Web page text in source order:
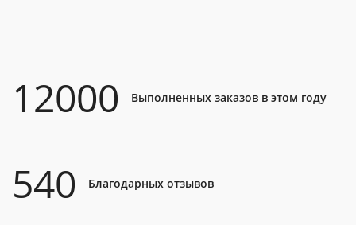
12000 Выполненных заказов в этом году
540 Благодарных отзывов